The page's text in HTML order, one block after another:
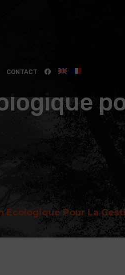
CONTACT
Écologique Pour La